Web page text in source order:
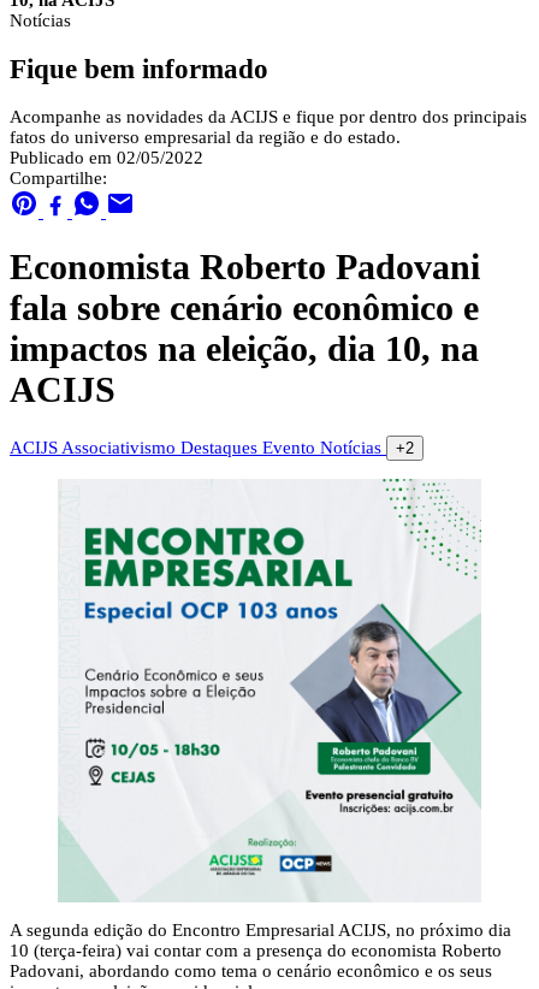
Notícias
Fique bem informado
Acompanhe as novidades da ACIJS e fique por dentro dos principais
fatos do universo empresarial da região e do estado.
Publicado em 02/05/2022
Compartilhe:
Economista Roberto Padovani
fala sobre cenário econômico e
impactos na eleição, dia 10, na
ACIJS
ACIJS Associativismo Destaques Evento Notícias +2
A segunda edição do Encontro Empresarial ACIJS, no próximo dia
10 (terça-feira) vai contar com a presença do economista Roberto
Padovani, abordando como tema o cenário econômico e os seus